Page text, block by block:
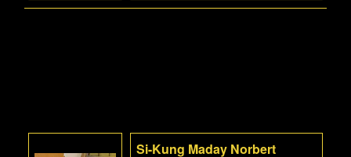
Si-Kung Maday Norbert